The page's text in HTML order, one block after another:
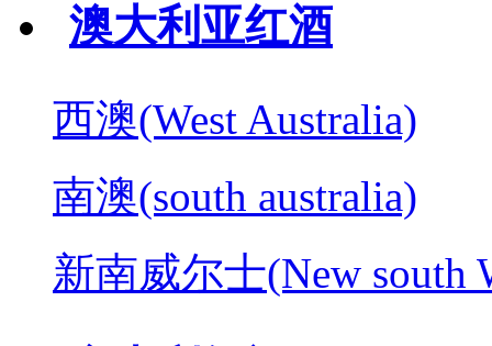
澳大利亚红酒
西澳(West Australia)
南澳(south australia)
新南威尔士(New south